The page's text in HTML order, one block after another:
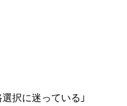
択に迷っている」